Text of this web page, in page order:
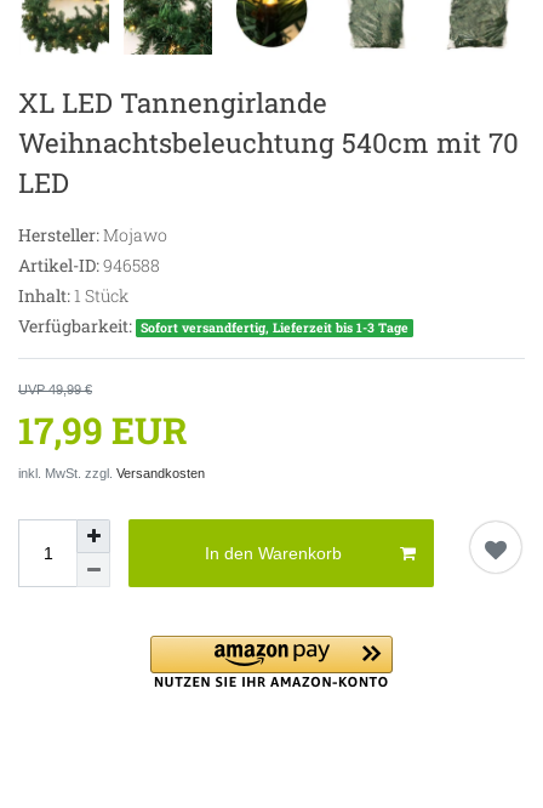
XL LED Tannengirlande
Weihnachtsbeleuchtung 540cm mit 70
LED
Hersteller:Mojawo
Artikel-ID:946588
Inhalt:1 Stück
Verfügbarkeit: Sofort versandfertig, Lieferzeit bis 1-3 Tage
UVP 49,99 €
17,99 EUR
inkl. MwSt. zzgl. Versandkosten
In den Warenkorb